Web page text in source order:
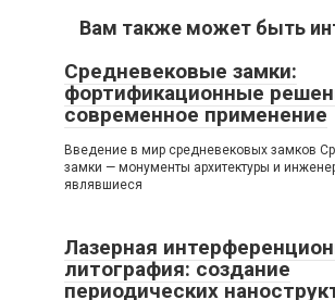
Вам также может быть
Средневековые замки:
фортификационные
современное применение
Введение в мир средневековых замков
замки — монументы архитектуры и
являвшиеся
Лазерная
литография: создание
периодических